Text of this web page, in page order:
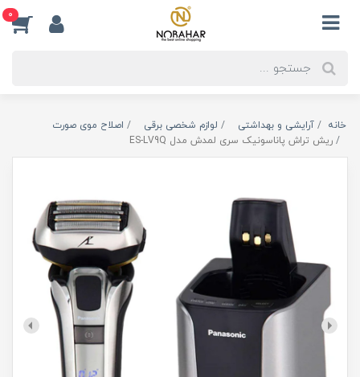
0
خانه آرایشی و بهداشتی لوازم شخصی برقی
اصلاح موی صورت
ریش تراش پاناسونیک سری لمدش مدل ES-LV9Q